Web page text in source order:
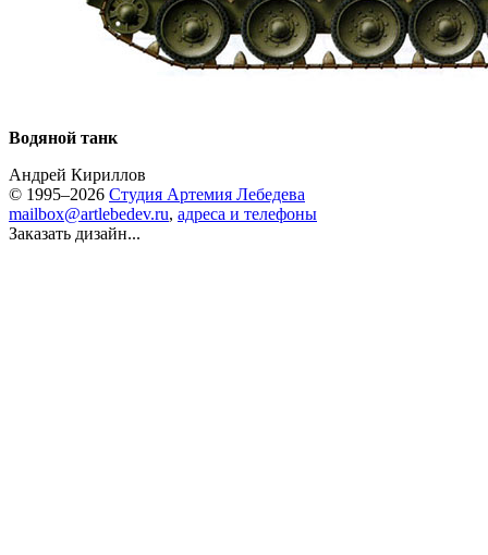
Водяной танк
Андрей Кириллов
© 1995–2026 Студия Артемия Лебедева
mailbox@artlebedev.ru, адреса и телефоны
Заказать дизайн...